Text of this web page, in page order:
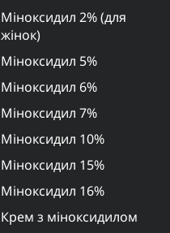
Міноксидил 2% (для
жінок)
Міноксидил 5%
Міноксидил 6%
Міноксидил 7%
Міноксидил 10%
Міноксидил 15%
Міноксидил 16%
Крем з міноксидилом